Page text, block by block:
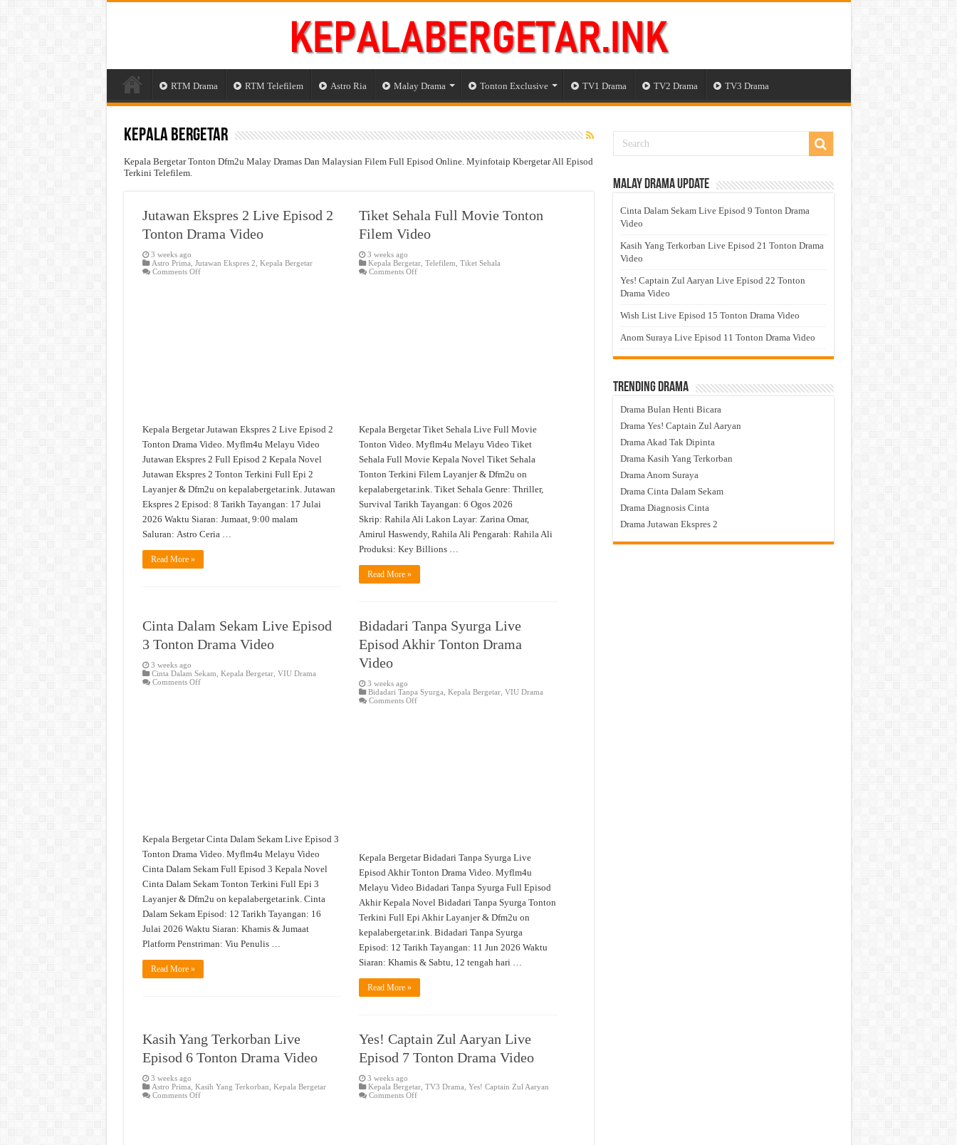
RTM Drama RTM Telefilem Astro Ria Malay Drama Tonton Exclusive TV1 Drama TV2 Drama TV3 Drama
Kepala Bergetar
Kepala Bergetar Tonton Dfm2u Malay Dramas Dan Malaysian Filem Full Episod Online. Myinfotaip Kbergetar All Episod
Terkini Telefilem.
Jutawan Ekspres 2 Live Episod 2
Tonton Drama Video
3 weeks ago
Astro Prima Jutawan Ekspres 2 Kepala Bergetar
Comments Offon
Kepala Bergetar Jutawan Ekspres 2 Live Episod 2
Tonton Drama Video. Myflm4u Melayu Video
Jutawan Ekspres 2 Full Episod 2 Kepala Novel
Jutawan Ekspres 2 Tonton Terkini Full Epi 2
Layanjer & Dfm2u on kepalabergetar.ink. Jutawan
Ekspres 2 Episod: 8 Tarikh Tayangan: 17 Julai
2026 Waktu Siaran: Jumaat, 9:00 malam
Saluran: Astro Ceria …
Read More »
Tiket Sehala Full Movie Tonton
Filem Video
3 weeks ago
Kepala Bergetar ,Telefilem ,Tiket Sehala
Comments Offon
Kepala Bergetar Tiket Sehala Live Full Movie
Tonton Video. Myflm4u Melayu Video Tiket
Sehala Full Movie Kepala Novel Tiket Sehala
Tonton Terkini Filem Layanjer & Dfm2u on
kepalabergetar.ink. Tiket Sehala Genre: Thriller,
Survival Tarikh Tayangan: 6 Ogos 2026
Skrip: Rahila Ali Lakon Layar: Zarina Omar,
Amirul Haswendy, Rahila Ali Pengarah: Rahila Ali
Produksi: Key Billions …
Read More »
Cinta Dalam Sekam Live Episod
3 Tonton Drama Video
3 weeks ago
Cinta Dalam Sekam Kepala Bergetar, VIU Drama
Comments Offon
Kepala Bergetar Cinta Dalam Sekam Live Episod 3
Tonton Drama Video. Myflm4u Melayu Video
Cinta Dalam Sekam Full Episod 3 Kepala Novel
Cinta Dalam Sekam Tonton Terkini Full Epi 3
Layanjer & Dfm2u on kepalabergetar.ink. Cinta
Dalam Sekam Episod: 12 Tarikh Tayangan: 16
Julai 2026 Waktu Siaran: Khamis & Jumaat
Platform Penstriman: Viu Penulis …
Read More »
Bidadari Tanpa Syurga Live
Episod Akhir Tonton Drama
Video
3 weeks ago
Bidadari Tanpa Syurga ,Kepala Bergetar ,VIU Drama
Comments Offon
Kepala Bergetar Bidadari Tanpa Syurga Live
Episod Akhir Tonton Drama Video. Myflm4u
Melayu Video Bidadari Tanpa Syurga Full Episod
Akhir Kepala Novel Bidadari Tanpa Syurga Tonton
Terkini Full Epi Akhir Layanjer & Dfm2u on
kepalabergetar.ink. Bidadari Tanpa Syurga
Episod: 12 Tarikh Tayangan: 11 Jun 2026 Waktu
Siaran: Khamis & Sabtu, 12 tengah hari …
Read More »
Kasih Yang Terkorban Live
Episod 6 Tonton Drama Video
3 weeks ago
Astro Prima Kasih Yang Terkorban Kepala Bergetar
Comments Offon
Yes! Captain Zul Aaryan Live
Episod 7 Tonton Drama Video
3 weeks ago
Kepala Bergetar ,TV3 Drama ,Yes! Captain Zul Aaryan
Comments Offon
Malay Drama Update
Cinta Dalam Sekam Live Episod 9 Tonton Drama
Video
Kasih Yang Terkorban Live Episod 21 Tonton Drama
Video
Yes! Captain Zul Aaryan Live Episod 22 Tonton
Drama Video
Wish List Live Episod 15 Tonton Drama Video
Anom Suraya Live Episod 11 Tonton Drama Video
Trending Drama
Drama Bulan Henti Bicara
Drama Yes! Captain Zul Aaryan
Drama Akad Tak Dipinta
Drama Kasih Yang Terkorban
Drama Anom Suraya
Drama Cinta Dalam Sekam
Drama Diagnosis Cinta
Drama Jutawan Ekspres 2